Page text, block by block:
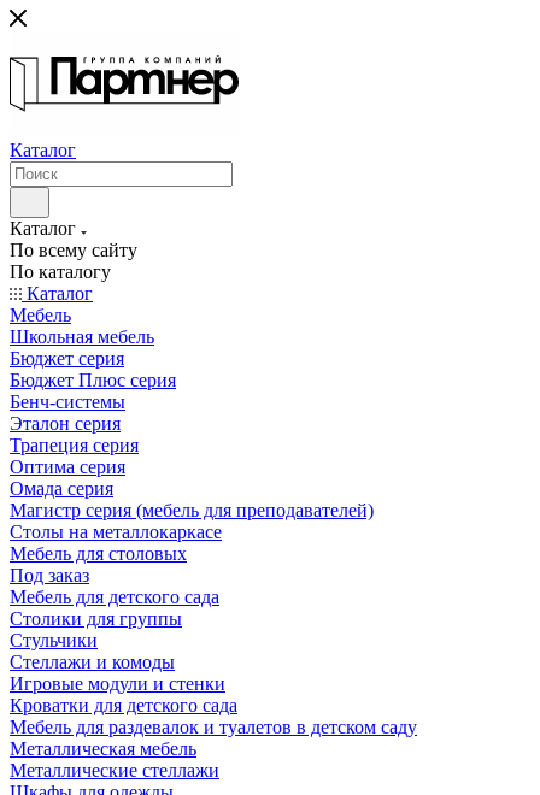
Каталог
Каталог
По всему сайту
По каталогу
Каталог
Мебель
Школьная мебель
Бюджет серия
Бюджет Плюс серия
Бенч-системы
Эталон серия
Трапеция серия
Оптима серия
Омада серия
Магистр серия (мебель для преподавателей)
Столы на металлокаркасе
Мебель для столовых
Под заказ
Мебель для детского сада
Столики для группы
Стульчики
Стеллажи и комоды
Игровые модули и стенки
Кроватки для детского сада
Мебель для раздевалок и туалетов в детском саду
Металлическая мебель
Металлические стеллажи